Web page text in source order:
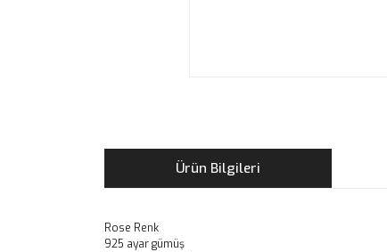
Ürün Bilgileri
Rose Renk
925 ayar gümüş